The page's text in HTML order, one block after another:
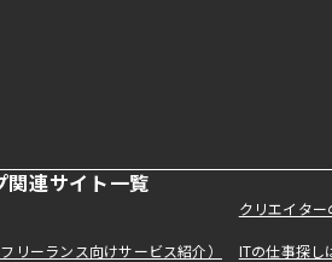
関連サイト一覧
クリエイタ
リーランス向けサービス紹介） ITの仕事探